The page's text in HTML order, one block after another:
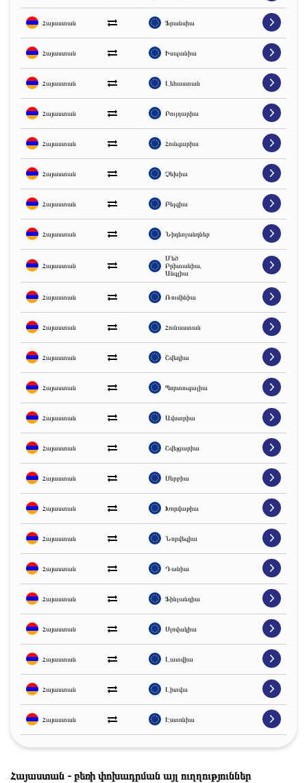
Հայաստան Ֆրանսիա
Հայաստան Իսպանիա
Հայաստան Լեհաստան
Հայաստան Բուլղարիա
Հայաստան Հունգարիա
Հայաստան Չեխիա
Հայաստան Բելգիա
Հայաստան Նիդեռլանդներ
Հայաստան
Մեծ
Բրիտանիա,
Անգլիա
Հայաստան Ռումինիա
Հայաստան Հունաստան
Հայաստան Շվեդիա
Հայաստան Պորտուգալիա
Հայաստան Ավստրիա
Հայաստան Շվեյցարիա
Հայաստան Սերբիա
Հայաստան Խորվաթիա
Հայաստան Նորվեգիա
Հայաստան Դանիա
Հայաստան Ֆինլանդիա
Հայաստան Սլովակիա
Հայաստան Լատվիա
Հայաստան Լիտվա
Հայաստան Էստոնիա
Հայաստան - բեռի փոխադրման այլ ուղղություններ